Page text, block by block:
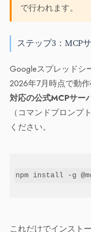
で行われます。
ステップ3：MCP
Googleスプレッドシ
2026年7月時点で動
対応の公式MCPサー
（コマンドプロンプ
ください。
npm install -g
これだけでインスト